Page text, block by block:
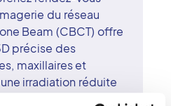
du réseau
Beam (CBCT) offre
précise des
maxillaires et
irradiation réduite